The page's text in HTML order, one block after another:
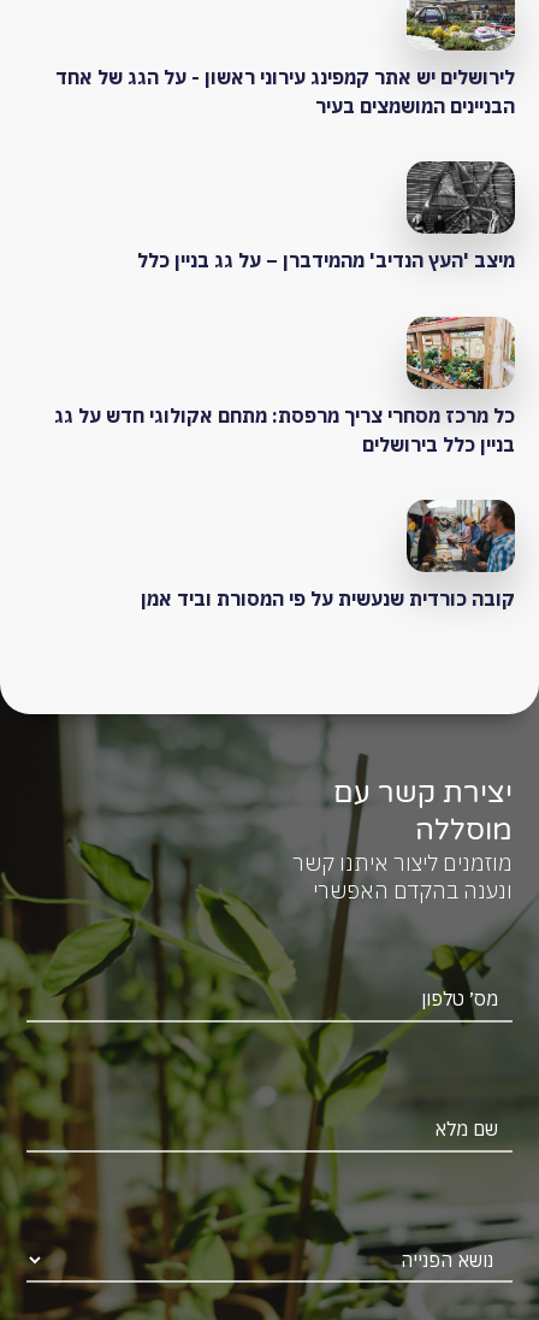
לירושלים יש אתר קמפינג עירוני ראשון - על הגג של אחד
הבניינים המושמצים בעיר
מיצב 'העץ הנדיב' מהמידברן – על גג בניין כלל
כל מרכז מסחרי צריך מרפסת: מתחם אקולוגי חדש על גג
בניין כלל בירושלים
קובה כורדית שנעשית על פי המסורת וביד אמן
יצירת קשר עם
מוסללה
מוזמנים ליצור איתנו קשר
ונענה בהקדם האפשרי